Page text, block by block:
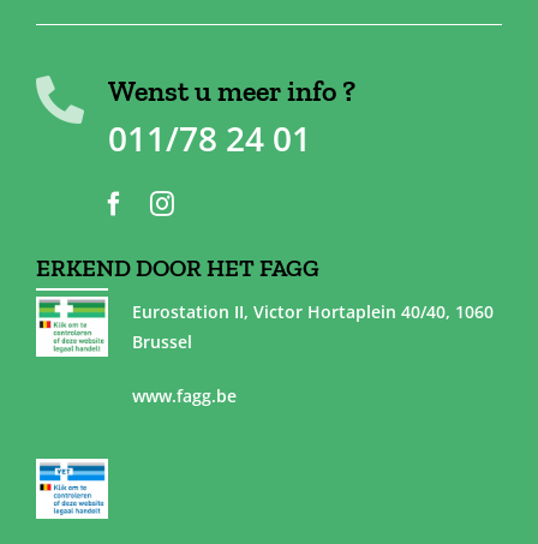
Wenst u meer info ?
011/78 24 01
ERKEND DOOR HET FAGG
Eurostation II, Victor Hortaplein 40/40, 1060
Brussel
www.fagg.be